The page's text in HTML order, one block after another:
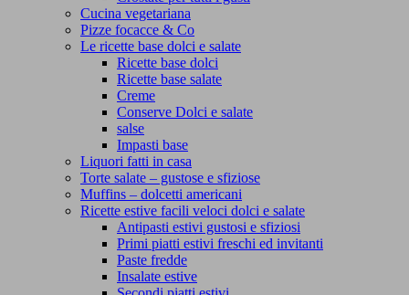
Cucina vegetariana
Pizze focacce & Co
Le ricette base dolci e salate
Ricette base dolci
Ricette base salate
Creme
Conserve Dolci e salate
salse
Impasti base
Liquori fatti in casa
Torte salate – gustose e sfiziose
Muffins – dolcetti americani
Ricette estive facili veloci dolci e salate
Antipasti estivi gustosi e sfiziosi
Primi piatti estivi freschi ed invitanti
Paste fredde
Insalate estive